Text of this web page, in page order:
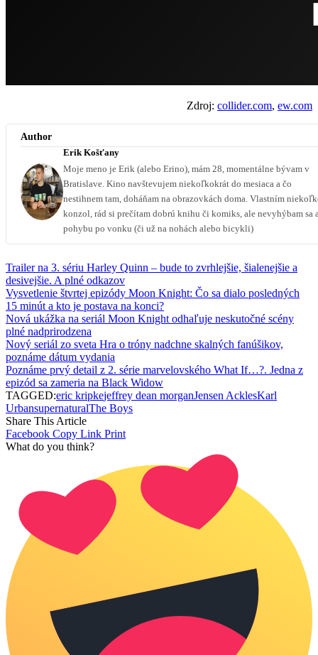
Zdroj: collider.com, ew.com
Author
Erik Košťany
Moje meno je Erik (alebo Erino), mám 28, momentálne bývam v
Bratislave. Kino navštevujem niekoľkokrát do mesiaca a čo
nestihnem tam, doháňam na obrazovkách doma. Vlastním
konzol, rád si prečítam dobrú knihu či komiks, ale nevyhýbam sa
pohybu po vonku (či už na nohách alebo bicykli)
Trailer na 3. sériu Harley Quinn – bude to zvrhlejšie, šialenejšie a
desivejšie. A plné odkazov
Vysvetlenie štvrtej epizódy Moon Knight: Čo sa dialo posledných
15 minút a kto je postava na konci?
Nová ukážka na seriál Moon Knight odhaľuje neskutočné scény
plné nadprirodzena
Nový seriál zo sveta Hra o tróny nadchne skalných fanúšikov,
poznáme dátum vydania
Poznáme prvý detail z 2. série marvelovského What If…?. Jedna z
epizód sa zameria na Black Widow
TAGGED:eric kripkejeffrey dean morganJensen AcklesKarl
UrbansupernaturalThe Boys
Share This Article
Facebook Copy Link Print
What do you think?